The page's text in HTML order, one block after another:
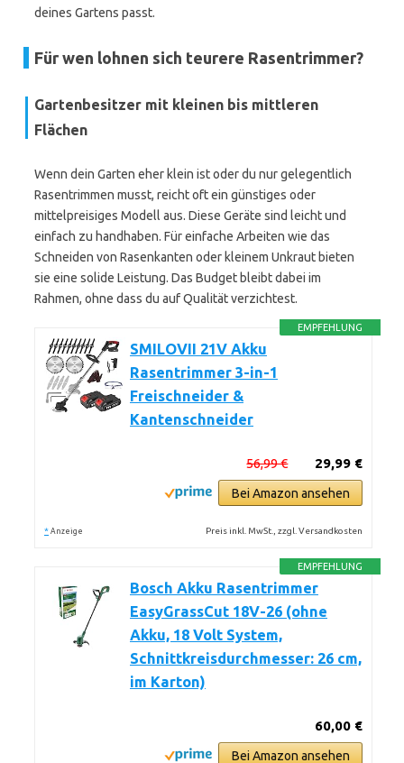
deines Gartens passt.
Für wen lohnen sich teurere Rasentrimmer?
Gartenbesitzer mit kleinen bis mittleren
Flächen
Wenn dein Garten eher klein ist oder du nur gelegentlich
Rasentrimmen musst, reicht oft ein günstiges oder
mittelpreisiges Modell aus. Diese Geräte sind leicht und
einfach zu handhaben. Für einfache Arbeiten wie das
Schneiden von Rasenkanten oder kleinem Unkraut bieten
sie eine solide Leistung. Das Budget bleibt dabei im
Rahmen, ohne dass du auf Qualität verzichtest.
EMPFEHLUNG
SMILOVII 21V Akku
Rasentrimmer 3-in-1
Freischneider &
Kantenschneider
29,99 €
56,99 €
Bei Amazon ansehen
* Anzeige Preis inkl. MwSt., zzgl. Versandkosten
EMPFEHLUNG
Bosch Akku Rasentrimmer
EasyGrassCut 18V-26 (ohne
Akku, 18 Volt System,
Schnittkreisdurchmesser: 26 cm,
im Karton)
60,00 €
Bei Amazon ansehen